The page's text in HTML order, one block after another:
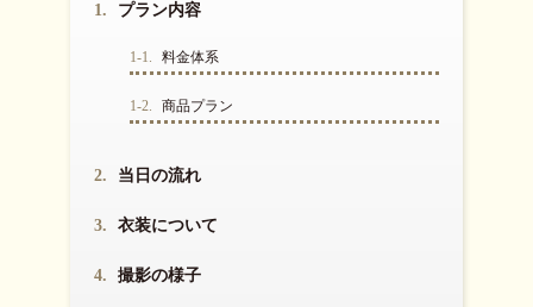
1. プラン内容
1-1. 料金体系
1-2. 商品プラン
2. 当日の流れ
3. 衣装について
4. 撮影の様子